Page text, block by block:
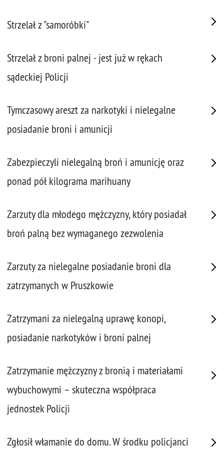
Strzelał z "samoróbki"
Strzelał z broni palnej - jest już w rękach
sądeckiej Policji
Tymczasowy areszt za narkotyki i nielegalne
posiadanie broni i amunicji
Zabezpieczyli nielegalną broń i amunicję oraz
ponad pół kilograma marihuany
Zarzuty dla młodego mężczyzny, który posiadał
broń palną bez wymaganego zezwolenia
Zarzuty za nielegalne posiadanie broni dla
zatrzymanych w Pruszkowie
Zatrzymani za nielegalną uprawę konopi,
posiadanie narkotyków i broni palnej
Zatrzymanie mężczyzny z bronią i materiałami
wybuchowymi – skuteczna współpraca
jednostek Policji
Zgłosił włamanie do domu. W środku policjanci